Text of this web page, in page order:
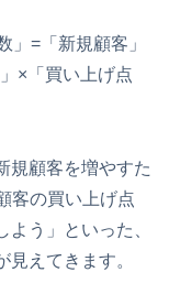
」=「新規顧客」
×「買い上げ点
規顧客を増やすた
客の買い上げ点
う」といった、
えてきます。